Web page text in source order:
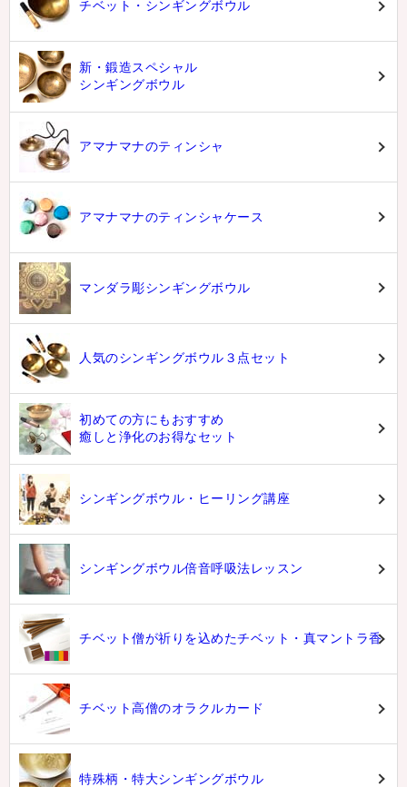
チベット・シンギングボウル
新・鍛造スペシャル
シンギングボウル
アマナマナのティンシャ
アマナマナのティンシャケース
マンダラ彫シンギングボウル
人気のシンギングボウル３点セット
初めての方にもおすすめ
癒しと浄化のお得なセット
シンギングボウル・ヒーリング講座
シンギングボウル倍音呼吸法レッスン
チベット僧が祈りを込めたチベット・真マントラ香
チベット高僧のオラクルカード
特殊柄・特大シンギングボウル